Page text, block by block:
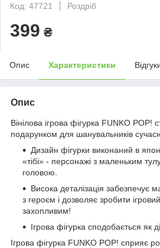
Код: 47721
Роздріб
399 ₴
Опис Характеристики
Опис
Вінілова ігрова фігурка FUNKO POP!
подарунком для шанувальників
Дизайн фігурки виконаний в
«тібі» - персонажі з маленьким
головою.
Висока деталізація забезпечує
з героєм і дозволяє зробити
захопливим!
Ігрова фігурка сподобається як
Ігрова фігурка FUNKO POP! сприяє